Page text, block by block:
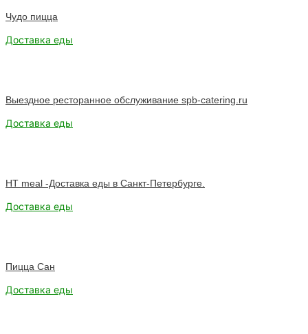
Чудо пицца
Доставка еды
Выездное ресторанное обслуживание spb-catering.ru
Доставка еды
HT meal -Доставка еды в Санкт-Петербурге.
Доставка еды
Пицца Сан
Доставка еды